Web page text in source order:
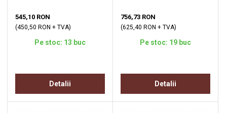
545,10 RON
(450,50 RON + TVA)
Pe stoc: 13 buc
Detalii
756,73 RON
(625,40 RON + TVA)
Pe stoc: 19 buc
Detalii